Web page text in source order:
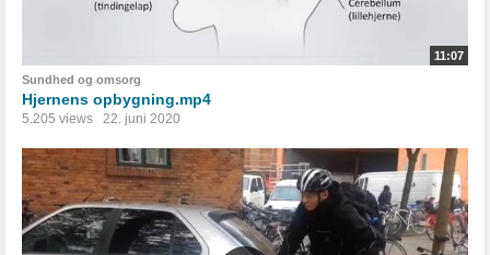
11:07
Sundhed og omsorg
Hjernens opbygning.mp4
5.205 views 22. juni 2020